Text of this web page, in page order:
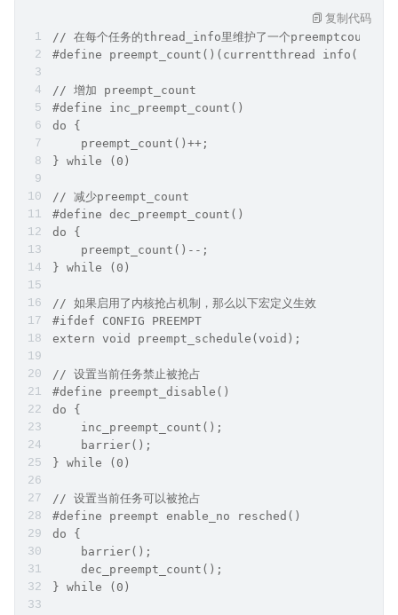
// 在每个任务的thread_info里维护了一个preemptcount，当
#define preempt_count()(currentthread info()-
// 增加 preempt_count
#define inc_preempt_count()
do {
    preempt_count()++;
} while (0)
// 减少preempt_count
#define dec_preempt_count()
do {
    preempt_count()--;
} while (0)
// 如果启用了内核抢占机制，那么以下宏定义生效
#ifdef CONFIG PREEMPT
extern void preempt_schedule(void);
// 设置当前任务禁止被抢占
#define preempt_disable()
do {
    inc_preempt_count();
    barrier();
} while (0)
// 设置当前任务可以被抢占
#define preempt enable_no resched()
do {
    barrier();
    dec_preempt_count();
} while (0)
复制代码